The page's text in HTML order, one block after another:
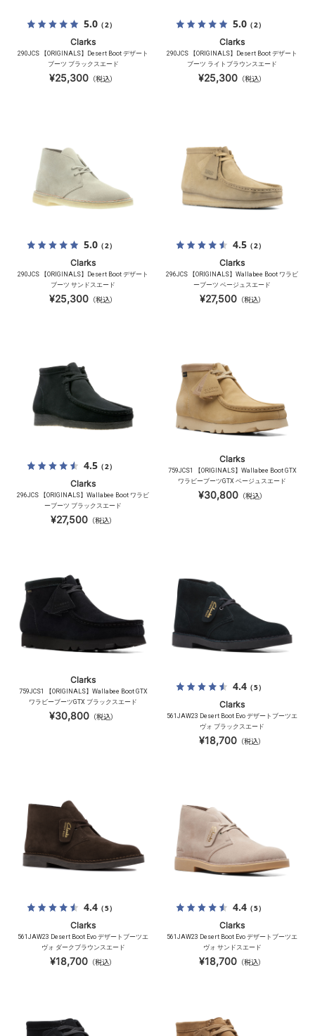
5.0（2）
Clarks
290JCS 【ORIGINALS】Desert Boot デザート
ブーツ ブラックスエード
¥25,300 （税込）
5.0（2）
Clarks
290JCS 【ORIGINALS】Desert Boot デザート
ブーツ ライトブラウンスエード
¥25,300 （税込）
5.0（2）
Clarks
290JCS 【ORIGINALS】Desert Boot デザート
ブーツ サンドスエード
¥25,300 （税込）
4.5（2）
Clarks
296JCS 【ORIGINALS】Wallabee Boot ワラビ
ーブーツ ベージュスエード
¥27,500（税込）
4.5（2）
Clarks
296JCS 【ORIGINALS】Wallabee Boot ワラビ
ーブーツ ブラックスエード
¥27,500（税込）
Clarks
759JCS1 【ORIGINALS】Wallabee Boot GTX
ワラビーブーツGTX ベージュスエード
¥30,800（税込）
Clarks
759JCS1 【ORIGINALS】Wallabee Boot GTX
ワラビーブーツGTX ブラックスエード
¥30,800（税込）
4.4（5）
Clarks
561JAW23 Desert Boot Evo デザートブーツエ
ヴォ ブラックスエード
¥18,700 （税込）
4.4（5）
Clarks
561JAW23 Desert Boot Evo デザートブーツエ
ヴォ ダークブラウンスエード
¥18,700 （税込）
4.4（5）
Clarks
561JAW23 Desert Boot Evo デザートブーツエ
ヴォ サンドスエード
¥18,700 （税込）